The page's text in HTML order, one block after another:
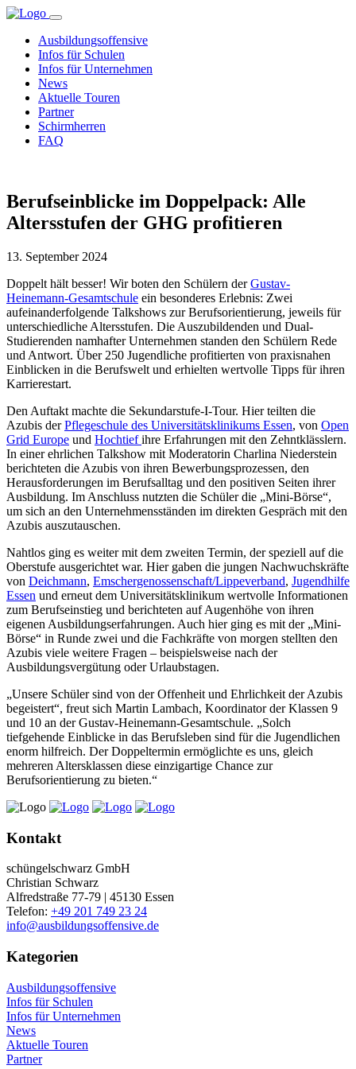
Ausbildungsoffensive
Infos für Schulen
Infos für Unternehmen
News
Aktuelle Touren
Partner
Schirmherren
FAQ
Berufseinblicke im Doppelpack: Alle
Altersstufen der GHG profitieren
13. September 2024
Doppelt hält besser! Wir boten den Schülern derGustav-
Heinemann-Gesamtschule ein besonderes Erlebnis: Zwei
aufeinanderfolgende Talkshows zur Berufsorientierung, jeweils für
unterschiedliche Altersstufen. Die Auszubildenden und Dual-
Studierenden namhafter Unternehmen standen den Schülern Rede
und Antwort. Über 250 Jugendliche profitierten von praxisnahen
Einblicken in die Berufswelt und erhielten wertvolle Tipps für ihren
Karrierestart.
Den Auftakt machte die Sekundarstufe-I-Tour. Hier teilten die
Azubis derPflegeschule des Universitätsklinikums Essen, von Open
Grid Europe und Hochtiefihre Erfahrungen mit den Zehntklässlern.
In einer ehrlichen Talkshow mit Moderatorin Charlina Niederstein
berichteten die Azubis von ihren Bewerbungsprozessen, den
Herausforderungen im Berufsalltag und den positiven Seiten ihrer
Ausbildung. Im Anschluss nutzten die Schüler die „Mini-Börse“,
um sich an den Unternehmensständen im direkten Gespräch mit den
Azubis auszutauschen.
Nahtlos ging es weiter mit dem zweiten Termin, der speziell auf die
Oberstufe ausgerichtet war. Hier gaben die jungen Nachwuchskräfte
von Deichmann, Emschergenossenschaft/Lippeverband, Jugendhilfe
Essen und erneut dem Universitätsklinikum wertvolle Informationen
zum Berufseinstieg und berichteten auf Augenhöhe von ihren
eigenen Ausbildungserfahrungen. Auch hier ging es mit der „Mini-
Börse“ in Runde zwei und die Fachkräfte von morgen stellten den
Azubis viele weitere Fragen – beispielsweise nach der
Ausbildungsvergütung oder Urlaubstagen.
„Unsere Schüler sind von der Offenheit und Ehrlichkeit der Azubis
begeistert“, freut sich Martin Lambach, Koordinator der Klassen 9
und 10 an der Gustav-Heinemann-Gesamtschule. „Solch
tiefgehende Einblicke in das Berufsleben sind für die Jugendlichen
enorm hilfreich. Der Doppeltermin ermöglichte es uns, gleich
mehreren Altersklassen diese einzigartige Chance zur
Berufsorientierung zu bieten.“
Kontakt
schüngelschwarz GmbH
Christian Schwarz
Alfredstraße 77-79 | 45130 Essen
Telefon: +49 201 749 23 24
info@ausbildungsoffensive.de
Kategorien
Ausbildungsoffensive
Infos für Schulen
Infos für Unternehmen
News
Aktuelle Touren
Partner